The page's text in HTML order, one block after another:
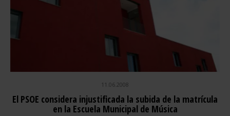
11.06.2008
El PSOE considera injustificada la subida de la matrícula
en la Escuela Municipal de Música